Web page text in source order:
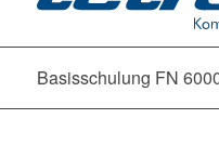
Basisschulung FN